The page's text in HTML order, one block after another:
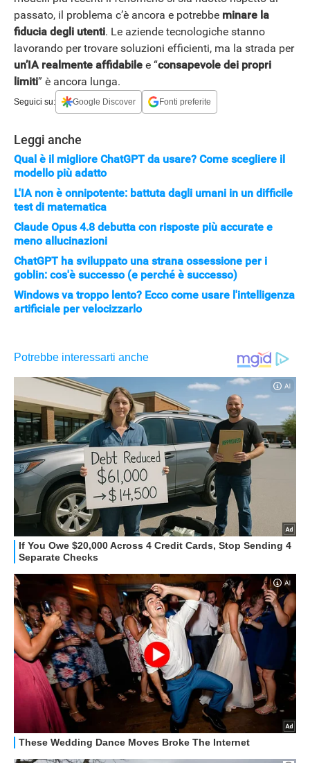
APPLE
passato, il problema c’è ancora e potrebbe minare la
fiducia degli utenti. Le aziende tecnologiche stanno
lavorando per trovare soluzioni efficienti, ma la strada per
un’IA realmente affidabile e “consapevole dei propri
limiti” è ancora lunga.
Seguici su: Google Discover Fonti preferite
Leggi anche
Qual è il migliore ChatGPT da usare? Come scegliere il
modello più adatto
L'IA non è onnipotente: battuta dagli umani in un difficile
test di matematica
Claude Opus 4.8 debutta con risposte più accurate e
meno allucinazioni
ChatGPT ha sviluppato una strana ossessione per i
goblin: cos'è successo (e perché è successo)
Windows va troppo lento? Ecco come usare l'intelligenza
artificiale per velocizzarlo